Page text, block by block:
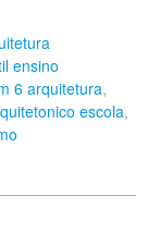
ensino
6 arquitetura,
escola,